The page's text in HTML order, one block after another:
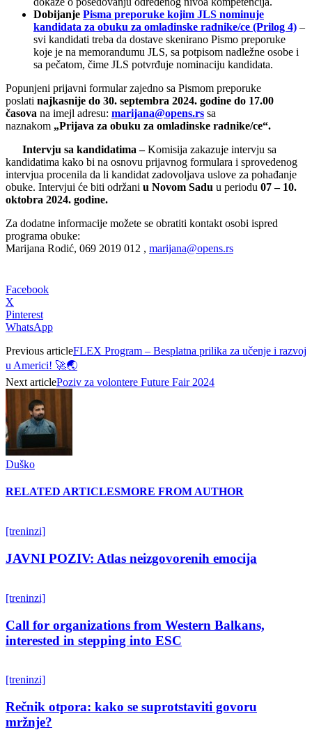
Dobijanje Pisma preporuke kojim JLS nominuje
kandidata za obuku za omladinske radnike/ce (Prilog 4) –
svi kandidati treba da dostave skenirano Pismo preporuke
koje je na memorandumu JLS, sa potpisom nadležne osobe i
sa pečatom, čime JLS potvrđuje nominaciju kandidata.
Popunjeni prijavni formular zajedno sa Pismom preporuke
poslati najkasnije do 30. septembra 2024. godine do 17.00
časova na imejl adresu: marijana@opens.rs sa
naznakom „Prijava za obuku za omladinske radnike/ce“.
Intervju sa kandidatima –Komisija zakazuje intervju sa
kandidatima kako bi na osnovu prijavnog formulara i sprovedenog
intervjua procenila da li kandidat zadovoljava uslove za pohađanje
obuke. Intervjui će biti održani u Novom Sadu u periodu 07 – 10.
oktobra 2024. godine.
Za dodatne informacije možete se obratiti kontakt osobi ispred
programa obuke:
Marijana Rodić, 069 2019 012 , marijana@opens.rs
Facebook
X
Pinterest
WhatsApp
Previous articleFLEX Program – Besplatna prilika za učenje i razvoj
u Americi! 🚀🌏
Next articlePoziv za volontere Future Fair 2024
Duško
RELATED ARTICLESMORE FROM AUTHOR
[treninzi]
JAVNI POZIV: Atlas neizgovorenih emocija
[treninzi]
Call for organizations from Western Balkans,
interested in stepping into ESC
[treninzi]
Rečnik otpora: kako se suprotstaviti govoru
mržnje?